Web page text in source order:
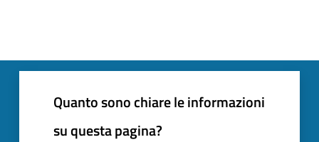
Quanto sono chiare le informazioni
su questa pagina?